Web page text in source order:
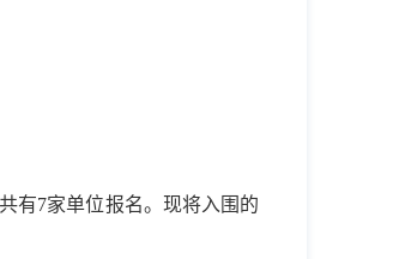
共有7家单位报名。现将入围的